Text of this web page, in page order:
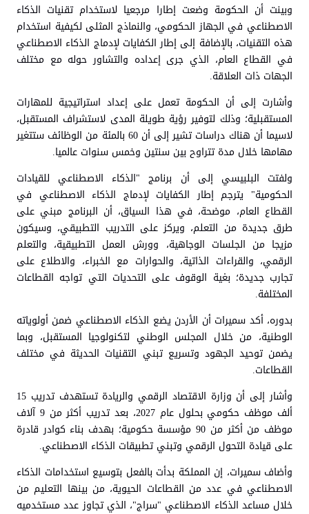
وبينت أن الحكومة وضعت إطارا مرجعيا لاستخدام تقنيات الذكاء
الاصطناعي في الجهاز الحكومي، والنماذج المثلى لكيفية استخدام
هذه التقنيات، بالإضافة إلى إطار الكفايات لإدماج الذكاء الاصطناعي
في القطاع العام، الذي جرى إعداده والتشاور حوله مع مختلف
الجهات ذات العلاقة.
وأشارت إلى أن الحكومة تعمل على إعداد استراتيجية للمهارات
المستقبلية؛ وذلك لتوفير رؤية طويلة المدى لاستشراف المستقبل،
لاسيما أن هناك دراسات تشير إلى أن 60 بالمئة من الوظائف ستتغير
مهامها خلال مدة تتراوح بين سنتين وخمس سنوات عالميا.
ولفتت البلبيسي إلى أن برنامج "الذكاء الاصطناعي للقيادات
الحكومية" يترجم إطار الكفايات لإدماج الذكاء الاصطناعي في
القطاع العام، موضحة، في هذا السياق، أن البرنامج مبني على
طرق جديدة من التعلم، ويركز على التدريب التطبيقي، وسيكون
مزيجا من الجلسات الوجاهية، وورش العمل التطبيقية، والتعلم
الرقمي، والقراءات الذاتية، والحوارات مع الخبراء، والاطلاع على
تجارب جديدة؛ بغية الوقوف على التحديات التي تواجه القطاعات
المختلفة.
بدوره، أكد سميرات أن الأردن يضع الذكاء الاصطناعي ضمن أولوياته
الوطنية، من خلال المجلس الوطني لتكنولوجيا المستقبل، وبما
يضمن توحيد الجهود وتسريع تبني التقنيات الحديثة في مختلف
القطاعات.
وأشار إلى أن وزارة الاقتصاد الرقمي والريادة تستهدف تدريب 15
ألف موظف حكومي بحلول عام 2027، بعد تدريب أكثر من 9 آلاف
موظف من أكثر من 90 مؤسسة حكومية؛ بهدف بناء كوادر قادرة
على قيادة التحول الرقمي وتبني تطبيقات الذكاء الاصطناعي.
وأضاف سميرات، إن المملكة بدأت بالفعل بتوسيع استخدامات الذكاء
الاصطناعي في عدد من القطاعات الحيوية، من بينها التعليم من
خلال مساعد الذكاء الاصطناعي "سراج"، الذي تجاوز عدد مستخدميه